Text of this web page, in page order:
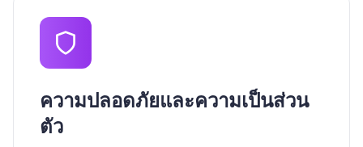
ความปลอดภัยและความเป็นส่วน
ตัว